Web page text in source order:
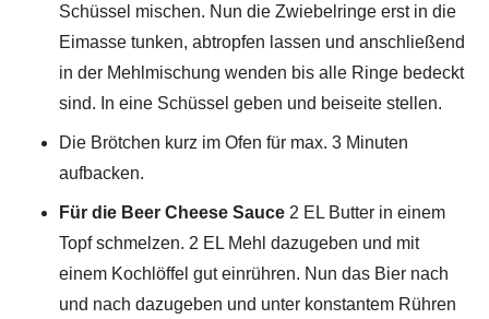
Schüssel mischen. Nun die Zwiebelringe erst in die
Eimasse tunken, abtropfen lassen und anschließend
in der Mehlmischung wenden bis alle Ringe bedeckt
sind. In eine Schüssel geben und beiseite stellen.
Die Brötchen kurz im Ofen für max. 3 Minuten
aufbacken.
Für die Beer Cheese Sauce 2 EL Butter in einem
Topf schmelzen. 2 EL Mehl dazugeben und mit
einem Kochlöffel gut einrühren. Nun das Bier nach
und nach dazugeben und unter konstantem Rühren